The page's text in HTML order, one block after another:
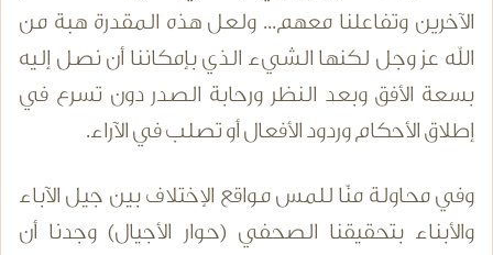
الآخرين وتفاعلنا معهم... ولعل هذه المقدرة هبة من
الله عز وجل لكنها الشيء الذي بإمكاننا أن نصل إليه
بسعة الأفق وبعد النظر ورحابة الصدر دون تسرع في
إطلاق الأحكام وردود الأفعال أو تصلب في الآراء.
وفي محاولة منّا للمس مواقع الإختلاف بين جيل الآباء
والأبناء بتحقيقنا الصحفي (حوار الأجيال) وجدنا أن